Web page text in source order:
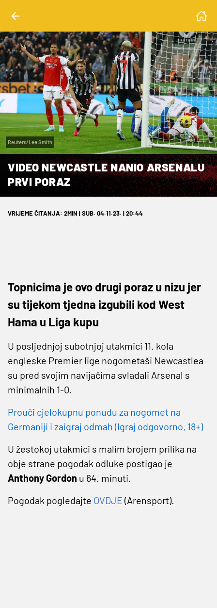
Reuters/Lee Smith
VIDEO NEWCASTLE NANIO ARSENALU
PRVI PORAZ
VRIJEME ČITANJA: 2MIN | SUB. 04.11.23. | 20:44
Topnicima je ovo drugi poraz u nizu jer
su tijekom tjedna izgubili kod West
Hama u Liga kupu
U posljednjoj subotnjoj utakmici 11. kola
engleske Premier lige nogometaši Newcastlea
su pred svojim navijačima svladali Arsenal s
minimalnih 1-0.
Prouči cjelokupnu ponudu za nogomet na
Germaniji i zaigraj odmah (Igraj odgovorno, 18+)
U žestokoj utakmici s malim brojem prilika na
obje strane pogodak odluke postigao je
Anthony Gordon u 64. minuti.
Pogodak pogledajte OVDJE (Arensport).